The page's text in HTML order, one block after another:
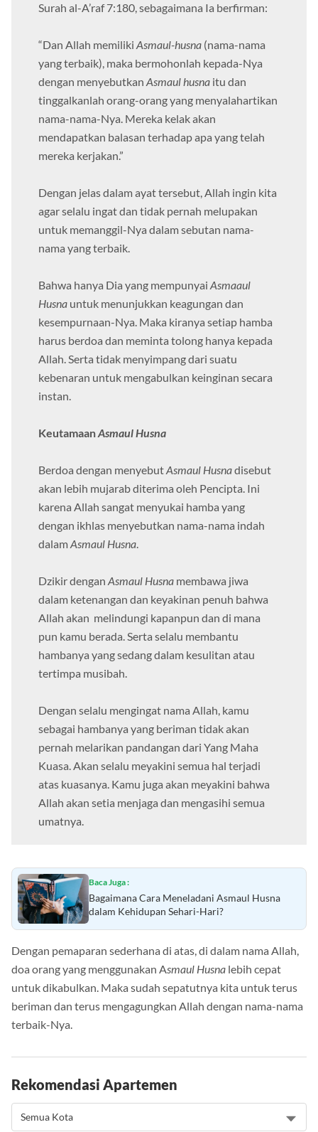
Surah al-A’raf 7:180, sebagaimana Ia berfirman:
“Dan Allah memiliki Asmaul-husna (nama-nama
yang terbaik), maka bermohonlah kepada-Nya
dengan menyebutkan Asmaul husna itu dan
tinggalkanlah orang-orang yang menyalahartikan
nama-nama-Nya. Mereka kelak akan
mendapatkan balasan terhadap apa yang telah
mereka kerjakan.”
Dengan jelas dalam ayat tersebut, Allah ingin kita
agar selalu ingat dan tidak pernah melupakan
untuk memanggil-Nya dalam sebutan nama-
nama yang terbaik.
Bahwa hanya Dia yang mempunyai Asmaaul
Husna untuk menunjukkan keagungan dan
kesempurnaan-Nya. Maka kiranya setiap hamba
harus berdoa dan meminta tolong hanya kepada
Allah. Serta tidak menyimpang dari suatu
kebenaran untuk mengabulkan keinginan secara
instan.
KeutamaanAsmaul Husna
Berdoa dengan menyebutAsmaul Husnadisebut
akan lebih mujarab diterima oleh Pencipta. Ini
karena Allah sangat menyukai hamba yang
dengan ikhlas menyebutkan nama-nama indah
dalamAsmaul Husna.
Dzikir dengan Asmaul Husna membawa jiwa
dalam ketenangan dan keyakinan penuh bahwa
Allah akan melindungi kapanpun dan di mana
pun kamu berada. Serta selalu membantu
hambanya yang sedang dalam kesulitan atau
tertimpa musibah.
Dengan selalu mengingat nama Allah, kamu
sebagai hambanya yang beriman tidak akan
pernah melarikan pandangan dari Yang Maha
Kuasa. Akan selalu meyakini semua hal terjadi
atas kuasanya. Kamu juga akan meyakini bahwa
Allah akan setia menjaga dan mengasihi semua
umatnya.
Baca Juga :
Bagaimana Cara Meneladani Asmaul Husna
dalam Kehidupan Sehari-Hari ?
Dengan pemaparan sederhana di atas, di dalam nama Allah,
doa orang yang menggunakan Asmaul Husna lebih cepat
untuk dikabulkan. Maka sudah sepatutnya kita untuk terus
beriman dan terus mengagungkan Allah dengan nama-nama
terbaik-Nya.
Rekomendasi Apartemen